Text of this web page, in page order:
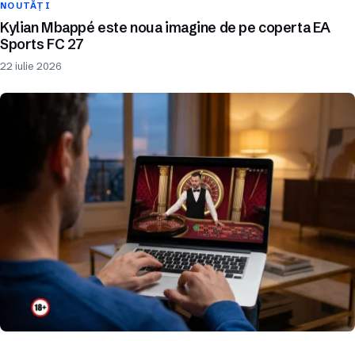
NOUTĂȚI
Kylian Mbappé este noua imagine de pe coperta EA
Sports FC 27
22 iulie 2026